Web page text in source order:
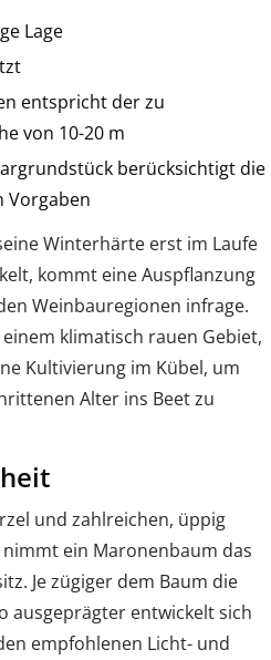
Lage
entspricht der zu
von 10-20 m
berücksichtigt die
Vorgaben
Winterhärte erst im Laufe
kommt eine Auspflanzung
Weinbauregionen infrage.
klimatisch rauen Gebiet,
Kultivierung im Kübel, um
Alter ins Beet zu
und zahlreichen, üppig
ein Maronenbaum das
Je zügiger dem Baum die
ausgeprägter entwickelt sich
empfohlenen Licht- und